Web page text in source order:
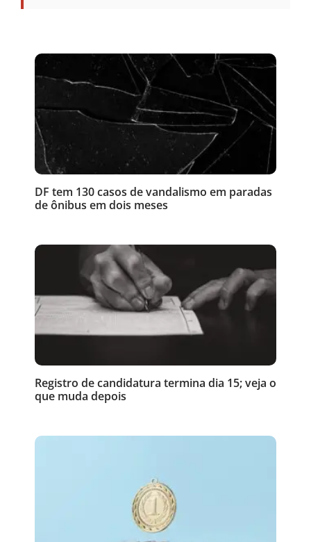
DF tem 130 casos de vandalismo em paradas
de ônibus em dois meses
Registro de candidatura termina dia 15; veja o
que muda depois